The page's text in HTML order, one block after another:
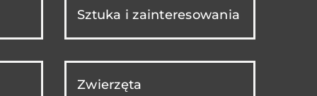
Sztuka i zainteresowania
Zwierzęta